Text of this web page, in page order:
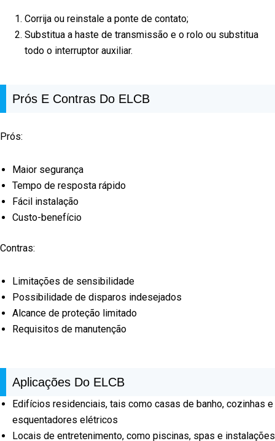
Corrija ou reinstale a ponte de contato;
Substitua a haste de transmissão e o rolo ou substitua
todo o interruptor auxiliar.
Prós E Contras Do ELCB
Prós:
Maior segurança
Tempo de resposta rápido
Fácil instalação
Custo-benefício
Contras:
Limitações de sensibilidade
Possibilidade de disparos indesejados
Alcance de proteção limitado
Requisitos de manutenção
Aplicações Do ELCB
Edifícios residenciais, tais como casas de banho, cozinhas e
esquentadores elétricos
Locais de entretenimento, como piscinas, spas e instalações